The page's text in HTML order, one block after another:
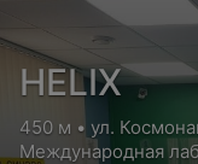
HELIX
450 м • ул.
Международная